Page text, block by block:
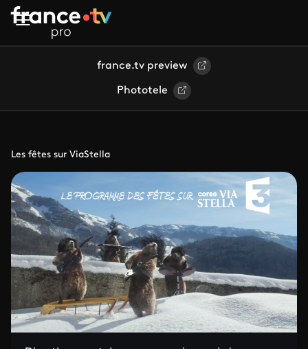
Aller au contenu principal
france.tv preview
Phototele
Les fêtes sur ViaStella